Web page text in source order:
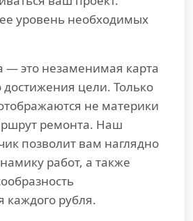
уровень необходимых
— это незаменимая карта
цели. Только
не материки
ремонта. Наш
позволит вам наглядно
работ, а также
каждого рубля.